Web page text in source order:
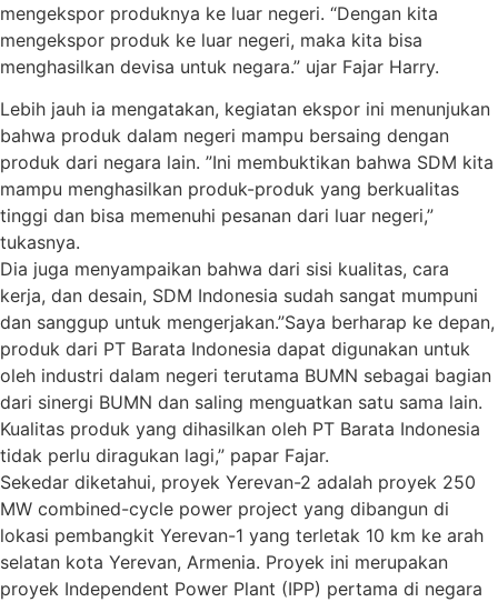
mengekspor produknya ke luar negeri. “Dengan kita
mengekspor produk ke luar negeri, maka kita bisa
menghasilkan devisa untuk negara.” ujar Fajar Harry.
Lebih jauh ia mengatakan, kegiatan ekspor ini menunjukan
bahwa produk dalam negeri mampu bersaing dengan
produk dari negara lain. ”Ini membuktikan bahwa SDM kita
mampu menghasilkan produk-produk yang berkualitas
tinggi dan bisa memenuhi pesanan dari luar negeri,”
tukasnya.
Dia juga menyampaikan bahwa dari sisi kualitas, cara
kerja, dan desain, SDM Indonesia sudah sangat mumpuni
dan sanggup untuk mengerjakan.”Saya berharap ke depan,
produk dari PT Barata Indonesia dapat digunakan untuk
oleh industri dalam negeri terutama BUMN sebagai bagian
dari sinergi BUMN dan saling menguatkan satu sama lain.
Kualitas produk yang dihasilkan oleh PT Barata Indonesia
tidak perlu diragukan lagi,” papar Fajar.
Sekedar diketahui, proyek Yerevan-2 adalah proyek 250
MW combined-cycle power project yang dibangun di
lokasi pembangkit Yerevan-1 yang terletak 10 km ke arah
selatan kota Yerevan, Armenia. Proyek ini merupakan
proyek Independent Power Plant (IPP) pertama di negara